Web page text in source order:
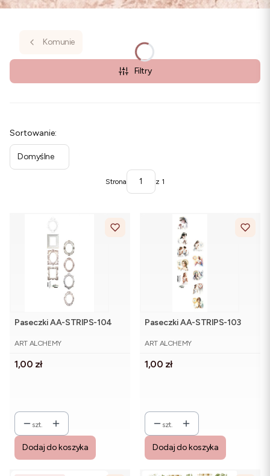
Komunie
Filtry
Lista produktów
Sortowanie:
Domyślne
Strona z 1
Paseczki AA-STRIPS-104
PRODUCENT
ART ALCHEMY
Cena
1,00 zł
szt.
Dodaj do koszyka
Paseczki AA-STRIPS-103
PRODUCENT
ART ALCHEMY
Cena
1,00 zł
szt.
Dodaj do koszyka